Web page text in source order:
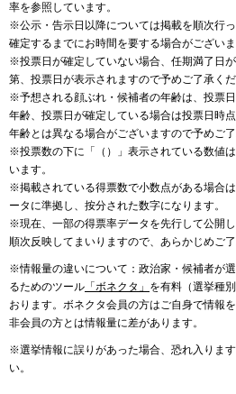
率を参照しています。
※公示・告示日以降については掲載を順次行
確定するまでにお時間を要する場合がござい
※投票日が確定していない場合、任期満了日
第、投票日が表示されますので予めご了承くだ
※予想される顔ぶれ・候補者の年齢は、投票
年齢、投票日が確定している場合は投票日時
年齢とは異なる場合がございますので予めご了
※投票数の下に「（）」表示されている数値
います。
※掲載されている得票数で小数点がある場合
ータに準拠し、按分された数字になります。
※現在、一部の得票率データを先行して公開
順次反映してまいりますので、あらかじめご了
※情報量の違いについて：政治家・候補者が
るためのツール 「ボネクタ」 を有料（選挙種
おります。ボネクタ会員の方はご自身で情報
非会員の方とは情報量に差があります。
※選挙情報に誤りがあった場合、恐れ入りま
い。